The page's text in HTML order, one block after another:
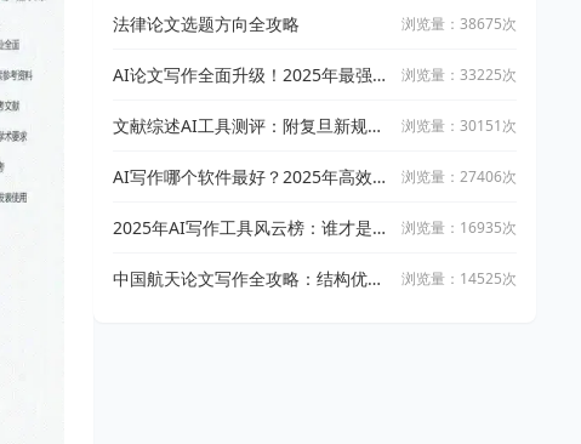
法律论文选题方向全攻略 浏览量：38675次
AI论文写作全面升级！2025年最强写
稿
浏览量：33225次
文献综述AI工具测评：附复旦新规下
浏览量：30151次
AI写作哪个软件最好？2025年高效智
浏览量：27406次
2025年AI写作工具风云榜：谁才是真
浏览量：16935次
中国航天论文写作全攻略：结构优化
浏览量：14525次